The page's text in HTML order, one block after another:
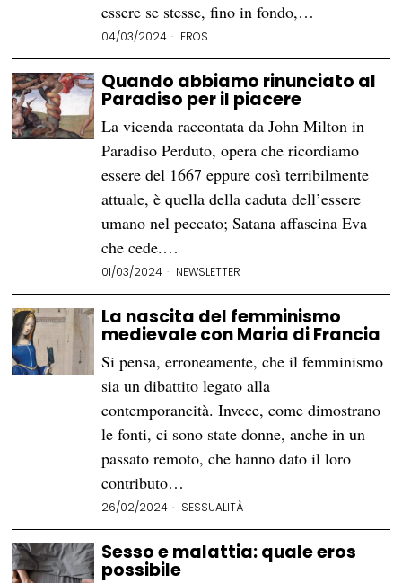
essere se stesse, fino in fondo,…
04/03/2024 EROS
Quando abbiamo rinunciato al
Paradiso per il piacere
La vicenda raccontata da John Milton in
Paradiso Perduto, opera che ricordiamo
essere del 1667 eppure così terribilmente
attuale, è quella della caduta dell’essere
umano nel peccato; Satana affascina Eva
che cede.…
01/03/2024 NEWSLETTER
La nascita del femminismo
medievale con Maria di Francia
Si pensa, erroneamente, che il femminismo
sia un dibattito legato alla
contemporaneità. Invece, come dimostrano
le fonti, ci sono state donne, anche in un
passato remoto, che hanno dato il loro
contributo…
26/02/2024 SESSUALITÀ
Sesso e malattia: quale eros
possibile